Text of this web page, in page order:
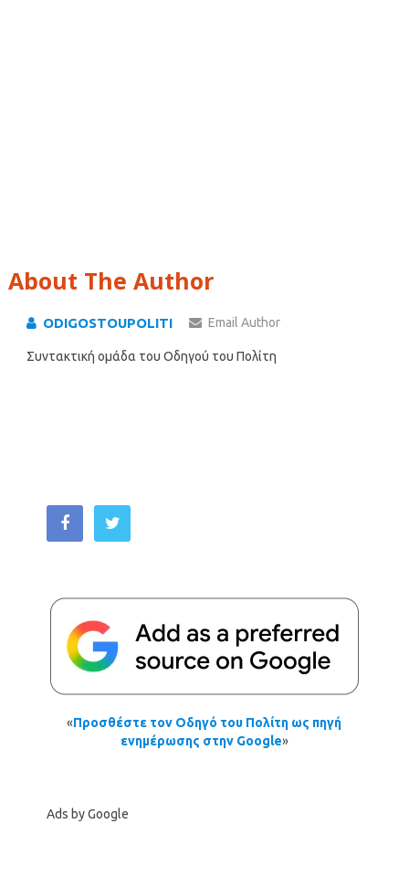
About The Author
ODIGOSTOUPOLITI Email Author
Συντακτική ομάδα του Οδηγού του Πολίτη
«Προσθέστε τον Οδηγό του Πολίτη ως πηγή
ενημέρωσης στην Google»
Ads by Google